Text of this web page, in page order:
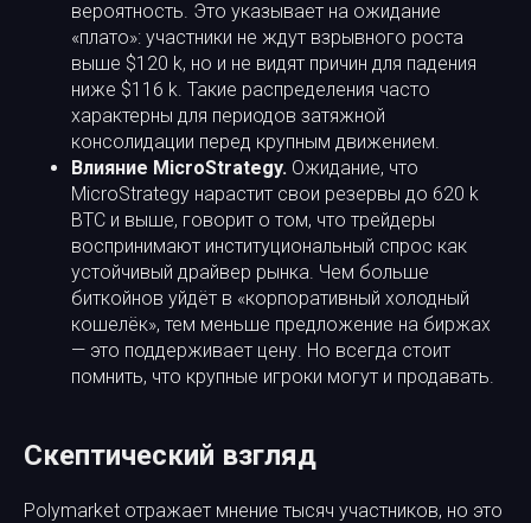
вероятность. Это указывает на ожидание
«плато»: участники не ждут взрывного роста
выше $120 k, но и не видят причин для падения
ниже $116 k. Такие распределения часто
характерны для периодов затяжной
консолидации перед крупным движением.
Влияние MicroStrategy. Ожидание, что
MicroStrategy нарастит свои резервы до 620 k
BTC и выше, говорит о том, что трейдеры
воспринимают институциональный спрос как
устойчивый драйвер рынка. Чем больше
биткойнов уйдёт в «корпоративный холодный
кошелёк», тем меньше предложение на биржах
— это поддерживает цену. Но всегда стоит
помнить, что крупные игроки могут и продавать.
Скептический взгляд
Polymarket отражает мнение тысяч участников, но это